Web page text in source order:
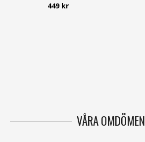
449 kr
VÅRA OMDÖMEN